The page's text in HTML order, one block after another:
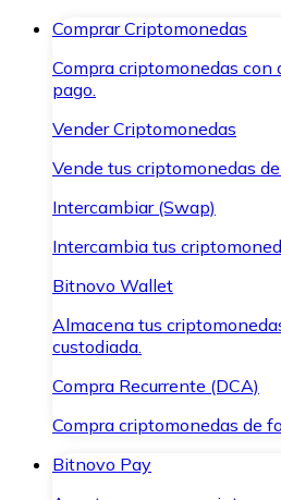
Comprar Criptomonedas
Compra criptomonedas con
pago.
Vender Criptomonedas
Vende tus criptomonedas
Intercambiar (Swap)
Intercambia tus
Bitnovo Wallet
Almacena tus
custodiada.
Compra Recurrente (DCA)
Compra criptomonedas de
Bitnovo Pay